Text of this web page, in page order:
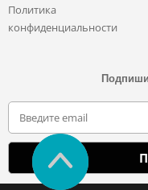
Политика
конфиденциальности